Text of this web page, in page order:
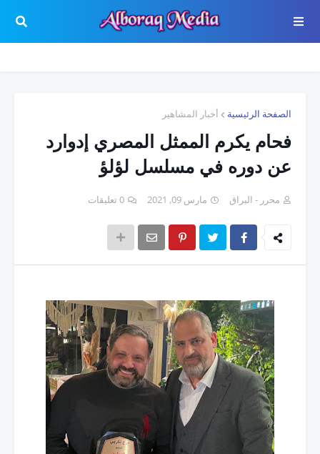
الصفحة الرئيسية أخبار المشاهير
فحام يكرم الممثل المصري إدوارد
عن دوره في مسلسل لؤلؤ
محرر - البراق مارس 09, 2021 0 تعليقات